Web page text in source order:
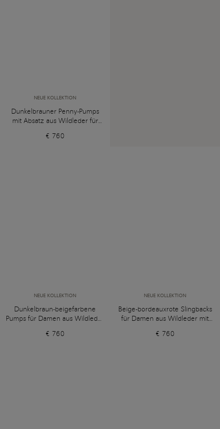
NEUE KOLLEKTION
Dunkelbrauner Penny-Pumps
mit Absatz aus Wildleder für
€ 760
NEUE KOLLEKTION
Dunkelbraun-beigefarbene
Pumps für Damen aus Wildleder
€ 760
NEUE KOLLEKTION
Beige-bordeauxrote Slingbacks
für Damen aus Wildleder mit
€ 760